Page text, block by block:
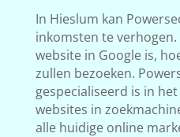
In Hieslum kan
inkomsten te
website in Google is,
zullen bezoeken.
gespecialiseerd is in
websites in
alle huidige online